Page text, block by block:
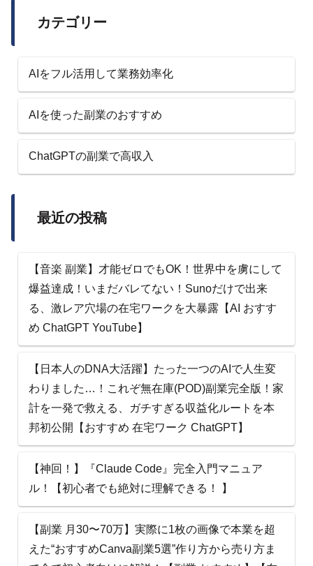
カテゴリー
AIをフル活用して業務効率化
AIを使った副業のおすすめ
ChatGPTの副業で高収入
最近の投稿
【音楽 副業】才能ゼロでもOK！世界中を虜にして
爆益達成！いまだバレてない！Sunoだけで出来
る、激レア穴場の在宅ワークを大暴露【AI おすす
め ChatGPT YouTube】
【日本人のDNA大活躍】たった一つのAIで人生変
わりました…！これぞ無在庫(POD)副業完全版！家
計を一発で救える、ガチすぎる収益化ルートを本
邦初公開【おすすめ 在宅ワーク ChatGPT】
【神回！】『Claude Code』完全入門マニュア
ル！【初心者でも絶対に理解できる！ 】
【副業 月30〜70万】実際に1枚の画像で本業を超
えた“おすすめCanva副業5選”作り方から売り方ま